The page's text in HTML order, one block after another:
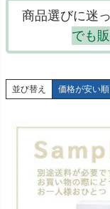
商品選びに迷
でも
並び替え 価格が安い順